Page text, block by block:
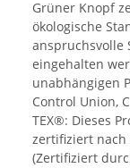
Grüner Knopf
ökologische
anspruchsvolle
eingehalten
unabhängigen
Control Union,
TEX®: Dieses
zertifiziert nach
(Zertifiziert